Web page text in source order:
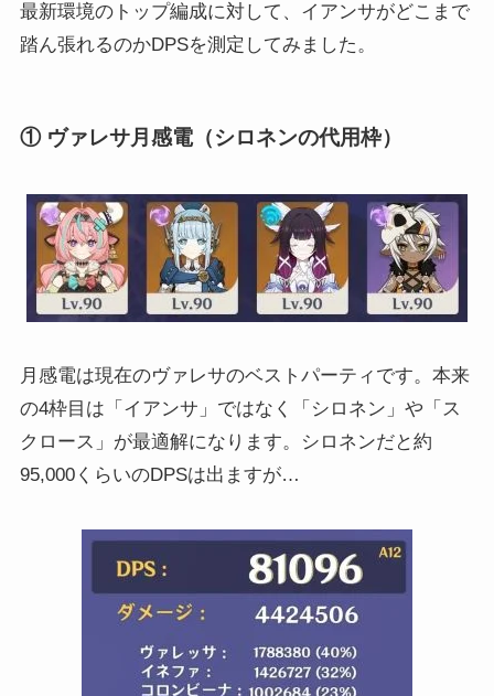
最新環境のトップ編成に対して、イアンサがどこまで
踏ん張れるのかDPSを測定してみました。
① ヴァレサ月感電（シロネンの代用枠）
月感電は現在のヴァレサのベストパーティです。本来
の4枠目は「イアンサ」ではなく「シロネン」や「ス
クロース」が最適解になります。シロネンだと約
95,000くらいのDPSは出ますが…